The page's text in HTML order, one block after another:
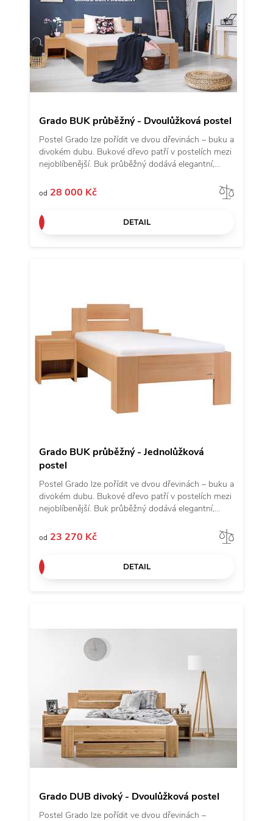
Grado BUK průběžný - Dvoulůžková postel
Postel Grado lze pořídit ve dvou dřevinách – buku a
divokém dubu. Bukové dřevo patří v postelích mezi
nejoblíbenější. Buk průběžný dodává elegantní,
přední nohy zaručí vysokou stabilitu a bytelnost
lůžka. Kování lze nastavit do čtyř různých pozic a
umístit tak rošt až do výšky 39,5 cm od podlahy.
Za pozornost stojí také dominantní čelo s
od 28 000 Kč
DETAIL
Grado BUK průběžný - Jednolůžková
postel
Postel Grado lze pořídit ve dvou dřevinách – buku a
divokém dubu. Bukové dřevo patří v postelích mezi
nejoblíbenější. Buk průběžný dodává elegantní,
přední nohy zaručí vysokou stabilitu a bytelnost
lůžka. Kování lze nastavit do čtyř různých pozic a
umístit tak rošt až do výšky 39,5 cm od podlahy.
Za pozornost stojí také dominantní čelo s
od 23 270 Kč
DETAIL
Grado DUB divoký - Dvoulůžková postel
Postel Grado lze pořídit ve dvou dřevinách –